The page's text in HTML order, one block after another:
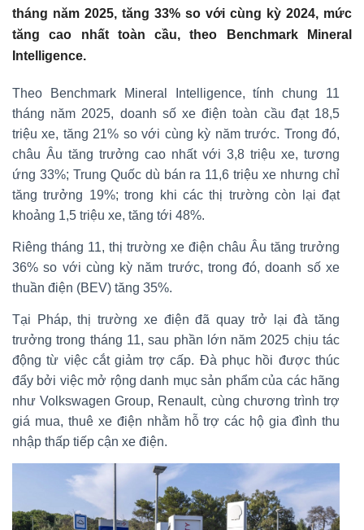
tháng năm 2025, tăng 33% so với cùng kỳ 2024, mức
tăng cao nhất toàn cầu, theo Benchmark Mineral
Intelligence.
Theo Benchmark Mineral Intelligence, tính chung 11
tháng năm 2025, doanh số xe điện toàn cầu đạt 18,5
triệu xe, tăng 21% so với cùng kỳ năm trước. Trong đó,
châu Âu tăng trưởng cao nhất với 3,8 triệu xe, tương
ứng 33%; Trung Quốc dù bán ra 11,6 triệu xe nhưng chỉ
tăng trưởng 19%; trong khi các thị trường còn lại đạt
khoảng 1,5 triệu xe, tăng tới 48%.
Riêng tháng 11, thị trường xe điện châu Âu tăng trưởng
36% so với cùng kỳ năm trước, trong đó, doanh số xe
thuần điện (BEV) tăng 35%.
Tại Pháp, thị trường xe điện đã quay trở lại đà tăng
trưởng trong tháng 11, sau phần lớn năm 2025 chịu tác
động từ việc cắt giảm trợ cấp. Đà phục hồi được thúc
đẩy bởi việc mở rộng danh mục sản phẩm của các hãng
như Volkswagen Group, Renault, cùng chương trình trợ
giá mua, thuê xe điện nhằm hỗ trợ các hộ gia đình thu
nhập thấp tiếp cận xe điện.